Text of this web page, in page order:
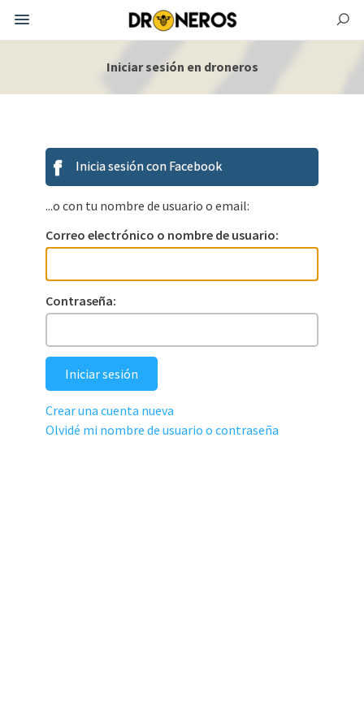
Iniciar sesión en droneros
Inicia sesión con Facebook
...o con tu nombre de usuario o email:
Correo electrónico o nombre de usuario:
Contraseña:
Iniciar sesión
Crear una cuenta nueva
Olvidé mi nombre de usuario o contraseña